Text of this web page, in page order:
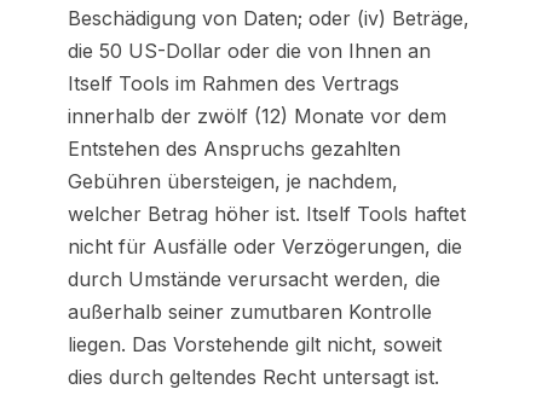
Beschädigung von Daten; oder (iv) Beträge,
die 50 US-Dollar oder die von Ihnen an
Itself Tools im Rahmen des Vertrags
innerhalb der zwölf (12) Monate vor dem
Entstehen des Anspruchs gezahlten
Gebühren übersteigen, je nachdem,
welcher Betrag höher ist. Itself Tools haftet
nicht für Ausfälle oder Verzögerungen, die
durch Umstände verursacht werden, die
außerhalb seiner zumutbaren Kontrolle
liegen. Das Vorstehende gilt nicht, soweit
dies durch geltendes Recht untersagt ist.